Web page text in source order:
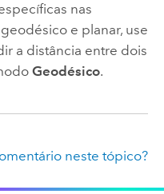
nas
e planar, use
a distância entre dois
Geodésico.
neste tópico?